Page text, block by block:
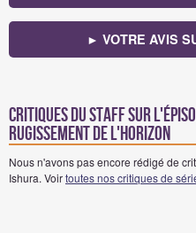
► VOTRE AVIS
Critiques du staff sur
Rugissement de l'Horizon
Nous n'avons pas encore rédigé de
Ishura. Voirtoutes nos critiques de